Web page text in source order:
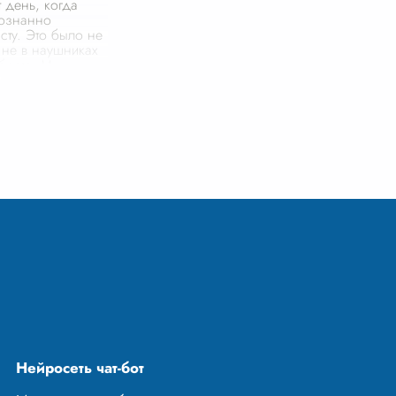
когда
Это было не
в наушниках
на даче,
Нейросеть чат-бот